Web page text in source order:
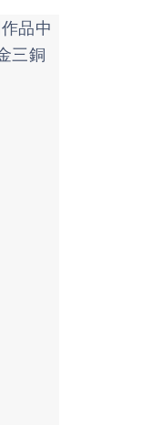
品中
三銅